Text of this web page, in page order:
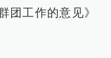
团工作的意见》